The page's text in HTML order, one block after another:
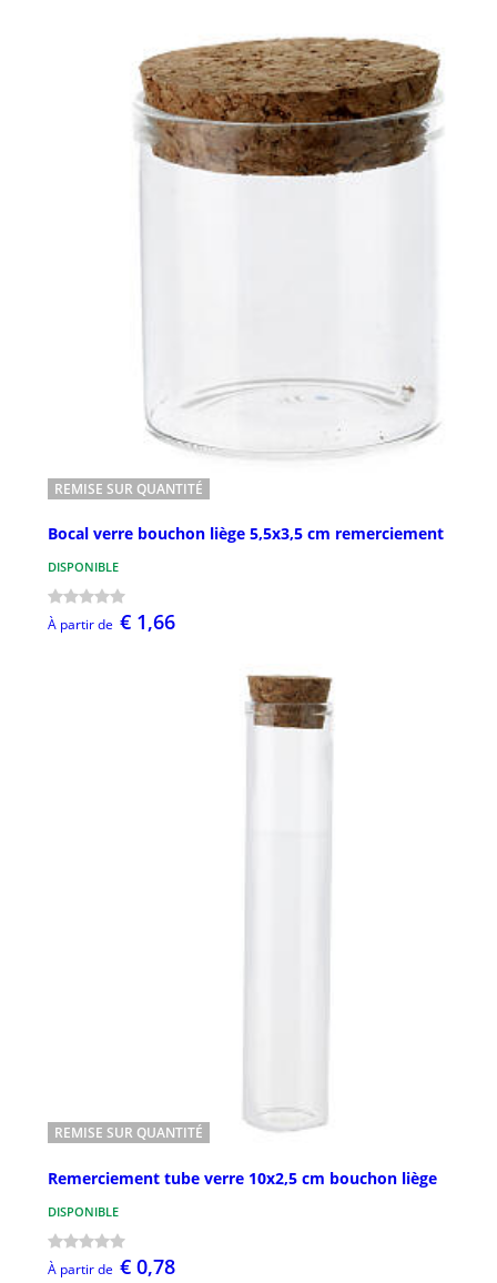
REMISE SUR QUANTITÉ
Bocal verre bouchon liège 5,5x3,5 cm remerciement
DISPONIBLE
À partir de € 1,66
REMISE SUR QUANTITÉ
Remerciement tube verre 10x2,5 cm bouchon liège
DISPONIBLE
À partir de € 0,78